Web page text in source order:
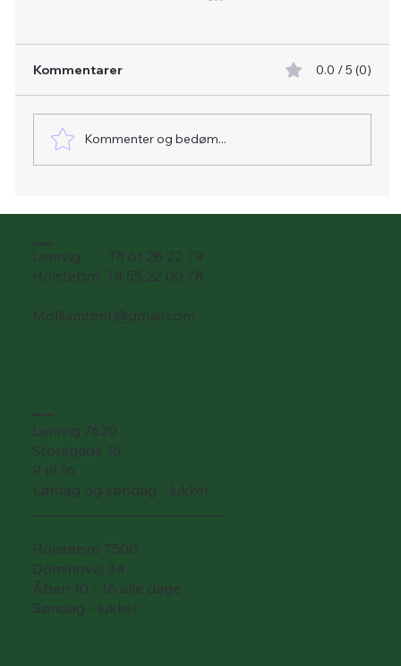
Kommentarer 0.0 / 5 (0)
Kommenter og bedøm...
CONTACT
Lemvig: Tlf 61 28 22 79
Holstebro: Tlf 55 22 00 78
Molliamtent@gmail.com
Adresse
Lemvig 7620
Storegade 15
9 til 16
Lørdag og søndag - lukket
Holstebro 7500
Dominovej 34
Åben 10 - 16 alle dage
Søndag - lukket